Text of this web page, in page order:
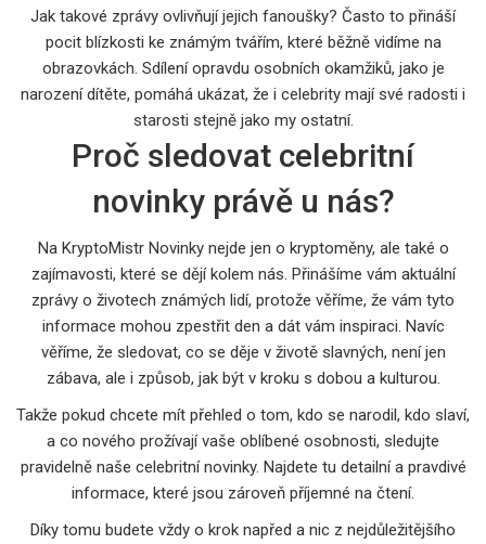
Jak takové zprávy ovlivňují jejich fanoušky? Často to přináší
pocit blízkosti ke známým tvářím, které běžně vidíme na
obrazovkách. Sdílení opravdu osobních okamžiků, jako je
narození dítěte, pomáhá ukázat, že i celebrity mají své radosti i
starosti stejně jako my ostatní.
Proč sledovat celebritní
novinky právě u nás?
Na KryptoMistr Novinky nejde jen o kryptoměny, ale také o
zajímavosti, které se dějí kolem nás. Přinášíme vám aktuální
zprávy o životech známých lidí, protože věříme, že vám tyto
informace mohou zpestřit den a dát vám inspiraci. Navíc
věříme, že sledovat, co se děje v životě slavných, není jen
zábava, ale i způsob, jak být v kroku s dobou a kulturou.
Takže pokud chcete mít přehled o tom, kdo se narodil, kdo slaví,
a co nového prožívají vaše oblíbené osobnosti, sledujte
pravidelně naše celebritní novinky. Najdete tu detailní a pravdivé
informace, které jsou zároveň příjemné na čtení.
Díky tomu budete vždy o krok napřed a nic z nejdůležitějšího